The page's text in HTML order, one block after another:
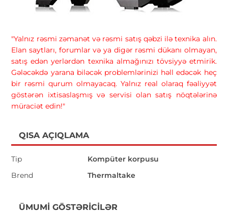
"Yalnız rəsmi zəmanət və rəsmi satış qəbzi ilə texnika alın.
Elan saytları, forumlar və ya digər rəsmi dükanı olmayan,
satış edən yerlərdən texnika almağınızı tövsiyyə etmirik.
Gələcəkdə yarana biləcək problemlərinizi həll edəcək heç
bir rəsmi qurum olmayacaq. Yalnız real olaraq fəaliyyət
göstərən ixtisaslaşmış və servisi olan satış nöqtələrinə
müraciət edin!"
QISA AÇIQLAMA
Tip
Kompüter korpusu
Brend
Thermaltake
ÜMUMI GÖSTƏRICILƏR